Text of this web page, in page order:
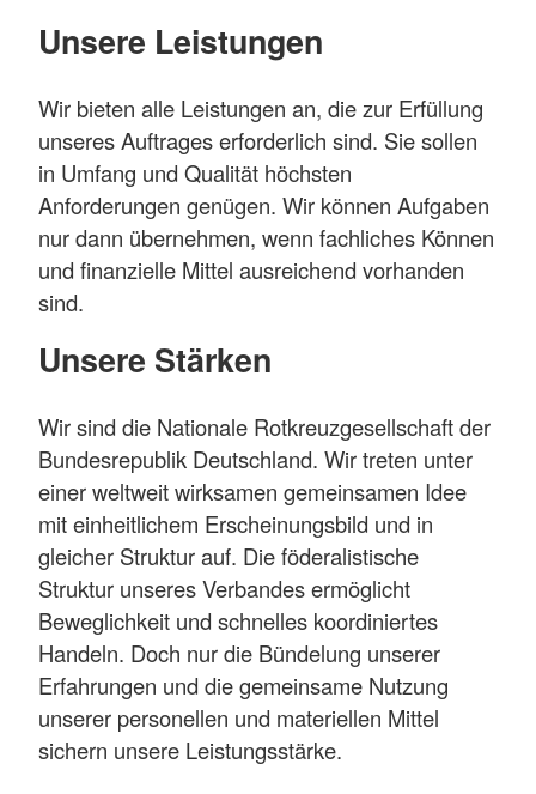
Unsere Leistungen
Wir bieten alle Leistungen an, die zur Erfüllung
unseres Auftrages erforderlich sind. Sie sollen
in Umfang und Qualität höchsten
Anforderungen genügen. Wir können Aufgaben
nur dann übernehmen, wenn fachliches Können
und finanzielle Mittel ausreichend vorhanden
sind.
Unsere Stärken
Wir sind die Nationale Rotkreuzgesellschaft der
Bundesrepublik Deutschland. Wir treten unter
einer weltweit wirksamen gemeinsamen Idee
mit einheitlichem Erscheinungsbild und in
gleicher Struktur auf. Die föderalistische
Struktur unseres Verbandes ermöglicht
Beweglichkeit und schnelles koordiniertes
Handeln. Doch nur die Bündelung unserer
Erfahrungen und die gemeinsame Nutzung
unserer personellen und materiellen Mittel
sichern unsere Leistungsstärke.